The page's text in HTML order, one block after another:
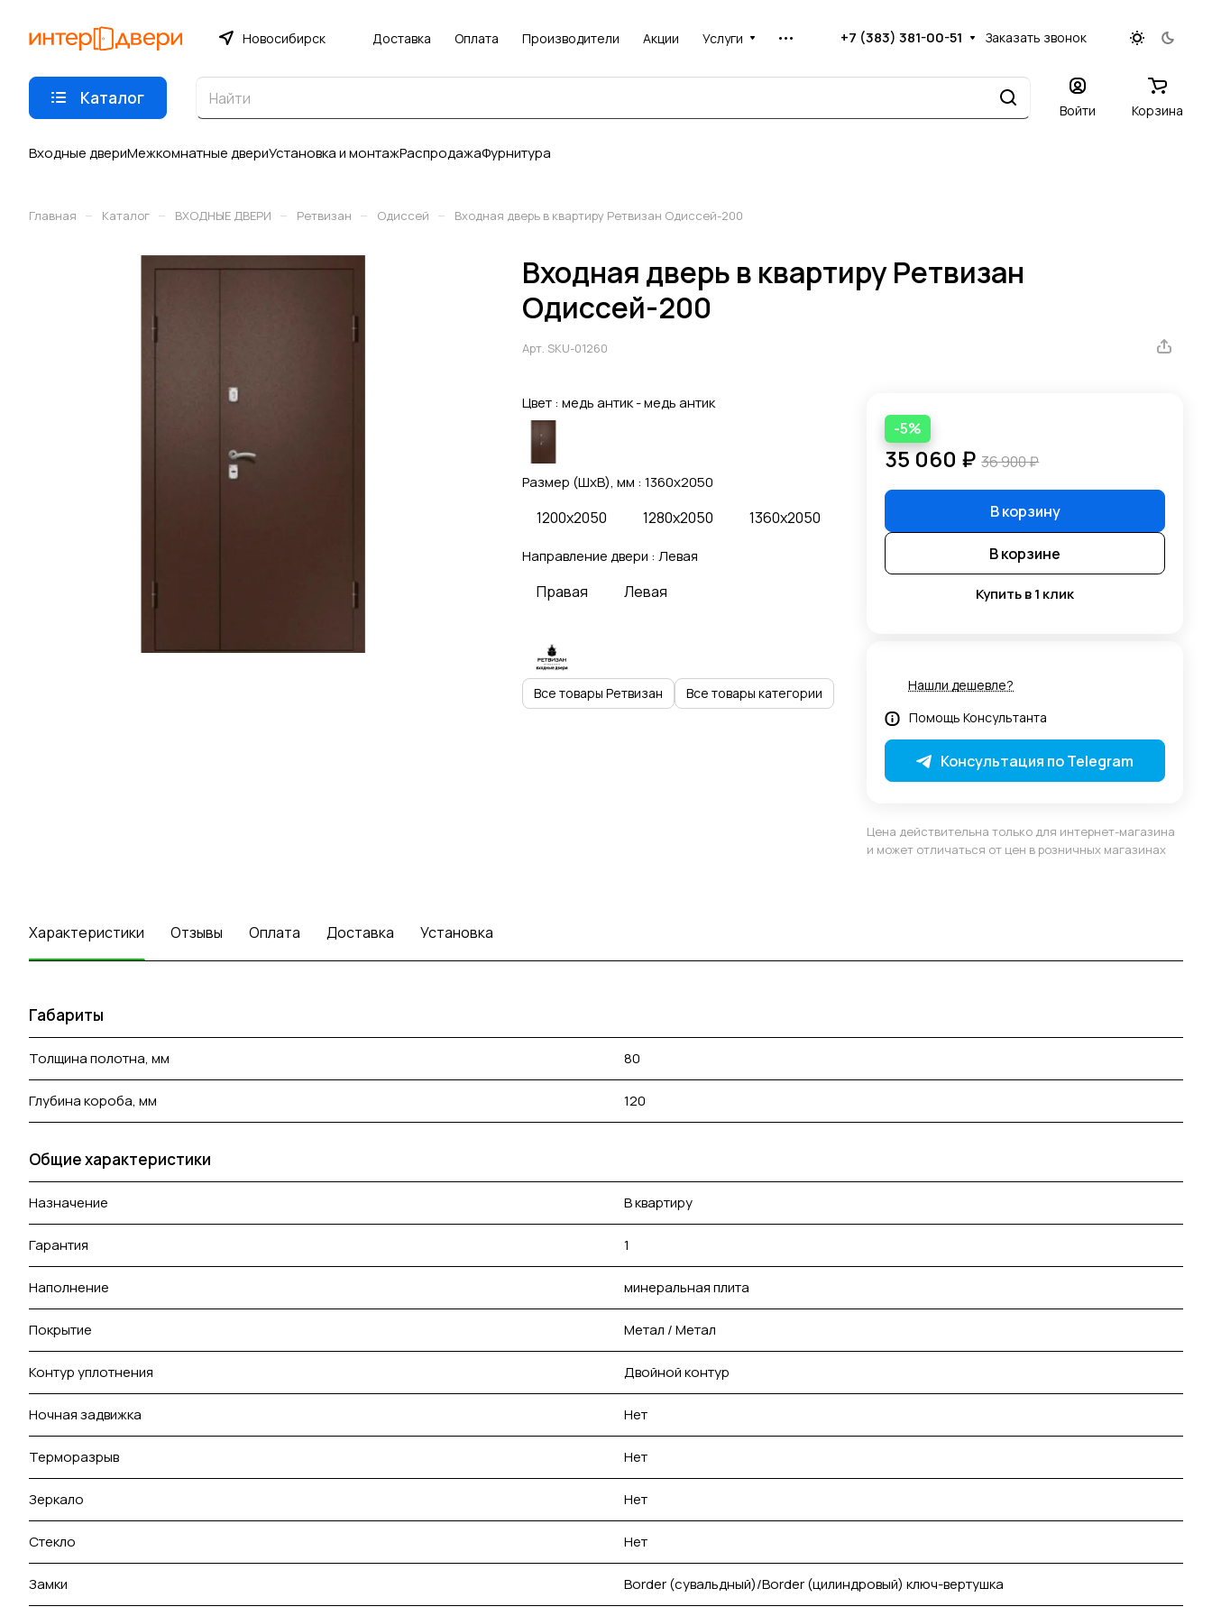
Новосибирск Доставка Оплата Производители Акции Услуги +7 (383) 381-00-51 Заказать звонок
Каталог
Войти Корзина
Входные двериМежкомнатные двериУстановка и монтажРаспродажаФурнитура
Главная – Каталог – ВХОДНЫЕ ДВЕРИ – Ретвизан – Одиссей – Входная дверь в квартиру Ретвизан Одиссей-200
Входная дверь в квартиру Ретвизан
Одиссей-200
Арт. SKU-01260
Цвет : медь антик - медь антик
Размер (ШхВ), мм : 1360x2050
1200x2050 1280x2050 1360x2050
Направление двери : Левая
Правая Левая
Все товары Ретвизан Все товары категории
-5%
35 060 ₽ 36 900 ₽
В корзину
В корзине
Купить в 1 клик
Нашли дешевле?
Помощь Консультанта
Консультация по Telegram
Цена действительна только для интернет-магазина
и может отличаться от цен в розничных магазинах
Характеристики Отзывы Оплата Доставка Установка
Габариты
Толщина полотна, мм 80
Глубина короба, мм 120
Общие характеристики
Назначение В квартиру
Гарантия 1
Наполнение минеральная плита
Покрытие Метал / Метал
Контур уплотнения Двойной контур
Ночная задвижка Нет
Терморазрыв Нет
Зеркало Нет
Стекло Нет
Замки Border (сувальдный)/Border (цилиндровый) ключ-вертушка